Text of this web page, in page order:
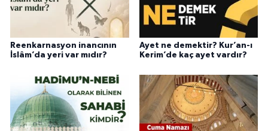
Reenkarnasyon inancının
İslâm’da yeri var mıdır?
Ayet ne demektir? Kur’an-ı
Kerim’de kaç ayet vardır?
Osmaniye Müftülüğü
Rize Müftülüğü
Sakarya Müftülüğü
Samsun Müftülüğü